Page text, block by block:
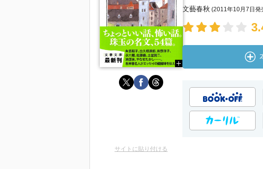
文藝春秋 (2011年10月7日発
サイトに貼り付ける